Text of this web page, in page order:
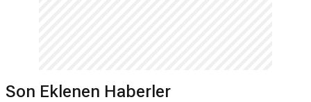
Son Eklenen Haberler